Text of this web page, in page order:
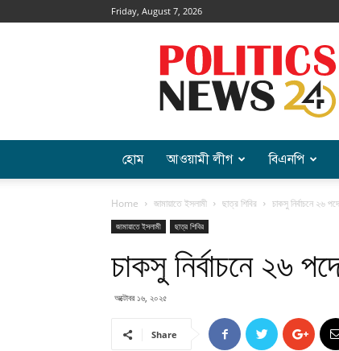
Friday, August 7, 2026
Politics
হোম আওয়ামী লীগ বিএনপি
Home জামায়াতে ইসলামী ছাত্র শিবির চাকসু নির্বাচনে ২৬
জামায়াতে ইসলামী ছাত্র শিবির
চাকসু নির্বাচনে ২৬
অক্টোবর ১৬, ২০২৫
Share